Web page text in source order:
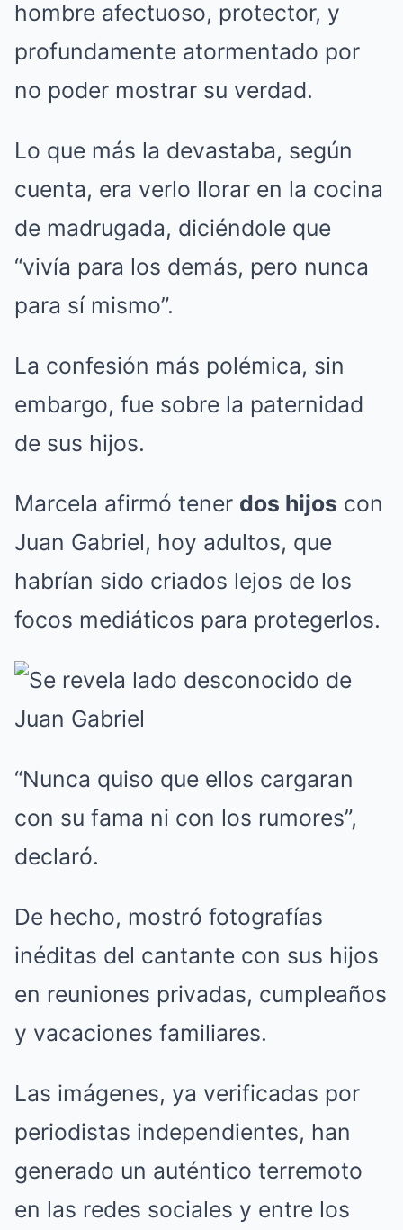
hombre afectuoso, protector, y
profundamente atormentado por
no poder mostrar su verdad.
Lo que más la devastaba, según
cuenta, era verlo llorar en la cocina
de madrugada, diciéndole que
“vivía para los demás, pero nunca
para sí mismo”.
La confesión más polémica, sin
embargo, fue sobre la paternidad
de sus hijos.
Marcela afirmó tener dos hijos con
Juan Gabriel, hoy adultos, que
habrían sido criados lejos de los
focos mediáticos para protegerlos.
“Nunca quiso que ellos cargaran
con su fama ni con los rumores”,
declaró.
De hecho, mostró fotografías
inéditas del cantante con sus hijos
en reuniones privadas, cumpleaños
y vacaciones familiares.
Las imágenes, ya verificadas por
periodistas independientes, han
generado un auténtico terremoto
en las redes sociales y entre los